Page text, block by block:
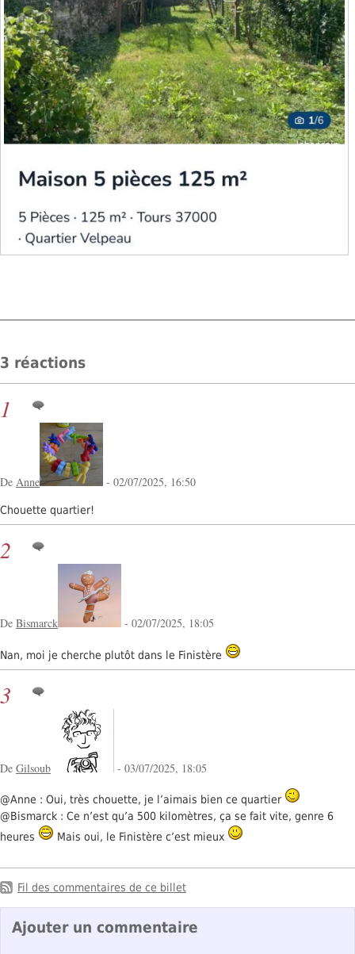
3 réactions
1
De Anne - 02/07/2025, 16:50
Chouette quartier!
2
De Bismarck - 02/07/2025, 18:05
Nan, moi je cherche plutôt dans le Finistère
3
De Gilsoub - 03/07/2025, 18:05
@Anne : Oui, très chouette, je l’aimais bien ce quartier
@Bismarck : Ce n’est qu’a 500 kilomètres, ça se fait vite, genre 6
heures
Mais oui, le Finistère c’est mieux
Fil des commentaires de ce billet
Ajouter un commentaire